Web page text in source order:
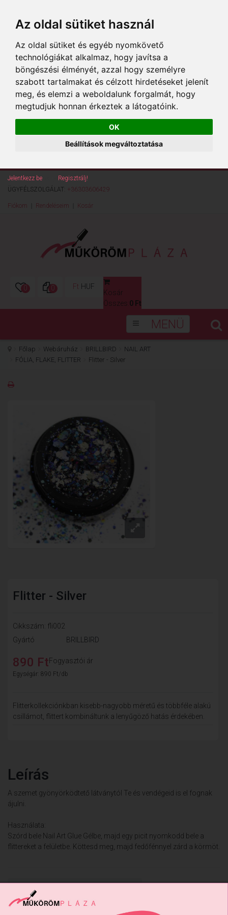
Az oldal sütiket használ
Az oldal sütiket és egyéb nyomkövető
technológiákat alkalmaz, hogy javítsa a
böngészési élményét, azzal hogy személyre
szabott tartalmakat és célzott hirdetéseket jelenít
meg, és elemzi a weboldalunk forgalmát, hogy
megtudjuk honnan érkeztek a látogatóink.
OK
Beállítások megváltoztatása
Jelentkezz be
Regisztrálj!
ÜGYFÉLSZOLGÁLAT: +36303606429
Fiókom Rendeléseim Kosár
0 0 Ft HUF
Kosár
Összes: 0 Ft
MENÜ
Főlap Webáruház BRILLBIRD
NAIL ART
FÓLIA, FLAKE, FLITTER
Flitter - Silver
Flitter - Silver
Cikkszám: fli002
Gyártó
BRILLBIRD
Fogyasztói ár
890 Ft
Egységár: 890 Ft/db
Flitterkollekciónkban kisebb-nagyobb méretű és többféle alakú
csillámot, flittert kombináltunk a lenyűgöző hatás érdekében.
Leírás
A szemet gyönyörködtető látványtól Te és vendégeid is el fognak
ájulni.
Használata:
Szórd bele Nail Art Glue Gélbe, majd egy picit nyomkodd bele a
flittereket a felületbe. Köttesd meg, majd fedőfénnyel zárd a körmöt.
Következő termék